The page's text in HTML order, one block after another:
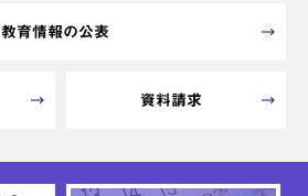
教育情報の公表
資料請求